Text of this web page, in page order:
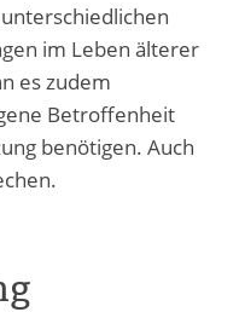
im Leben älterer
es zudem
Betroffenheit
benötigen. Auch